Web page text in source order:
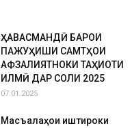
ҲАВАСМАНДӢ БАРОИ
ПАЖУҲИШИ САМТҲОИ
АФЗАЛИЯТНОКИ ТАҲҚИҚОТИ
ИЛМӢ ДАР СОЛИ 2025
07.01.2025
Масъалаҳои иштироки